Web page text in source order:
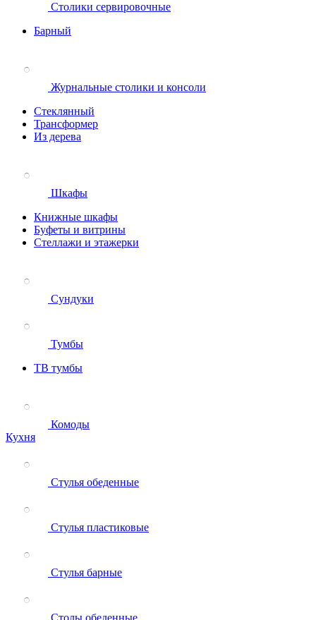
Столики сервировочные
Барный
Журнальные столики и консоли
Стеклянный
Трансформер
Из дерева
Шкафы
Книжные шкафы
Буфеты и витрины
Стеллажи и этажерки
Сундуки
Тумбы
ТВ тумбы
Комоды
Кухня
Стулья обеденные
Стулья пластиковые
Стулья барные
Столы обеденные